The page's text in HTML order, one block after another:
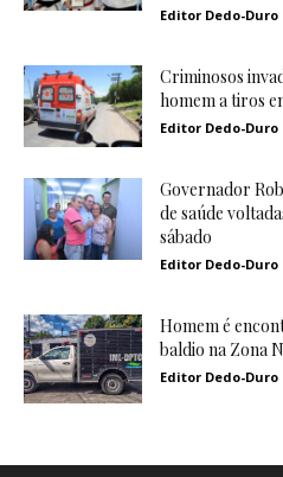
Editor Dedo-Duro
Criminosos
homem a tiros
Editor Dedo-Duro
Governador
de saúde
sábado
Editor Dedo-Duro
Homem é
baldio na Zona
Editor Dedo-Duro